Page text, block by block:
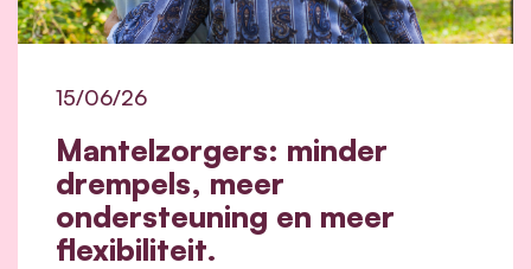
Mantelzorgers: minder
drempels, meer
ondersteuning en meer
flexibiliteit.
15/06/26